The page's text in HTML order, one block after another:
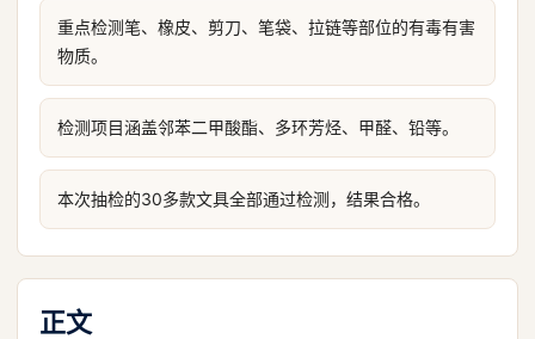
重点检测笔、橡皮、剪刀、笔袋、拉链等部位的有毒有害
物质。
检测项目涵盖邻苯二甲酸酯、多环芳烃、甲醛、铅等。
本次抽检的30多款文具全部通过检测，结果合格。
正文